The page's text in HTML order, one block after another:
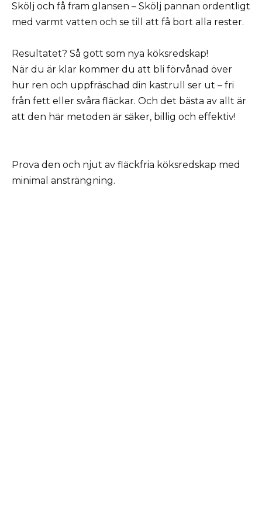
Skölj och få fram glansen – Skölj pannan ordentligt
med varmt vatten och se till att få bort alla rester.
Resultatet? Så gott som nya köksredskap!
När du är klar kommer du att bli förvånad över
hur ren och uppfräschad din kastrull ser ut – fri
från fett eller svåra fläckar. Och det bästa av allt är
att den här metoden är säker, billig och effektiv!
Prova den och njut av fläckfria köksredskap med
minimal ansträngning.